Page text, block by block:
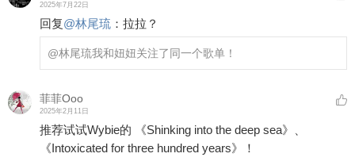
2025年7月22日
回复@林尾琉 ： 拉拉？
@林尾琉我和妞妞关注了同一个歌单！
菲菲Ooo
2025年2月11日
推荐试试Wybie的 《Shinking into the deep sea》、
《Intoxicated for three hundred years》！